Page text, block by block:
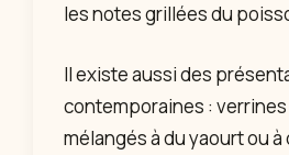
les notes grillées du
Il existe aussi des
contemporaines :
mélangés à du yaourt ou